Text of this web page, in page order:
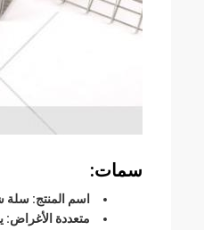
سمات:
اسم المنتج: سلة
متعددة الأغراض: